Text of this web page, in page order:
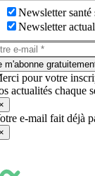
Newsletter santé
Newsletter
m'abonne
pour votre
actualités chaque
e-mail fait déjà